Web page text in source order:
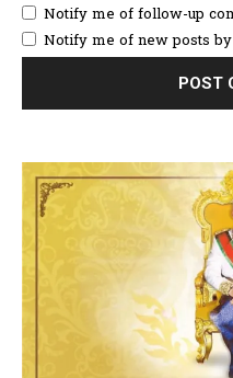
Notify me of follow-up
Notify me of new posts